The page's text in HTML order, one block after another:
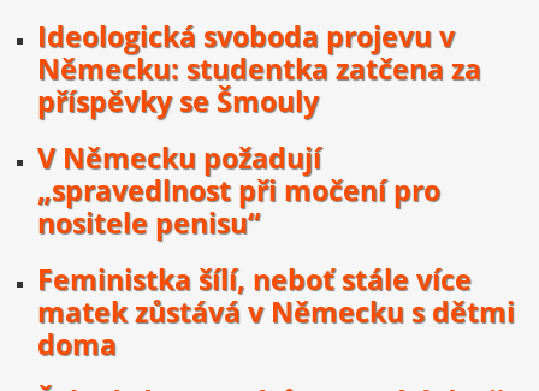
Ideologická svoboda projevu v
Německu: studentka zatčena za
příspěvky se Šmouly
V Německu požadují
„spravedlnost při močení pro
nositele penisu“
Feministka šílí, neboť stále více
matek zůstává v Německu s dětmi
doma